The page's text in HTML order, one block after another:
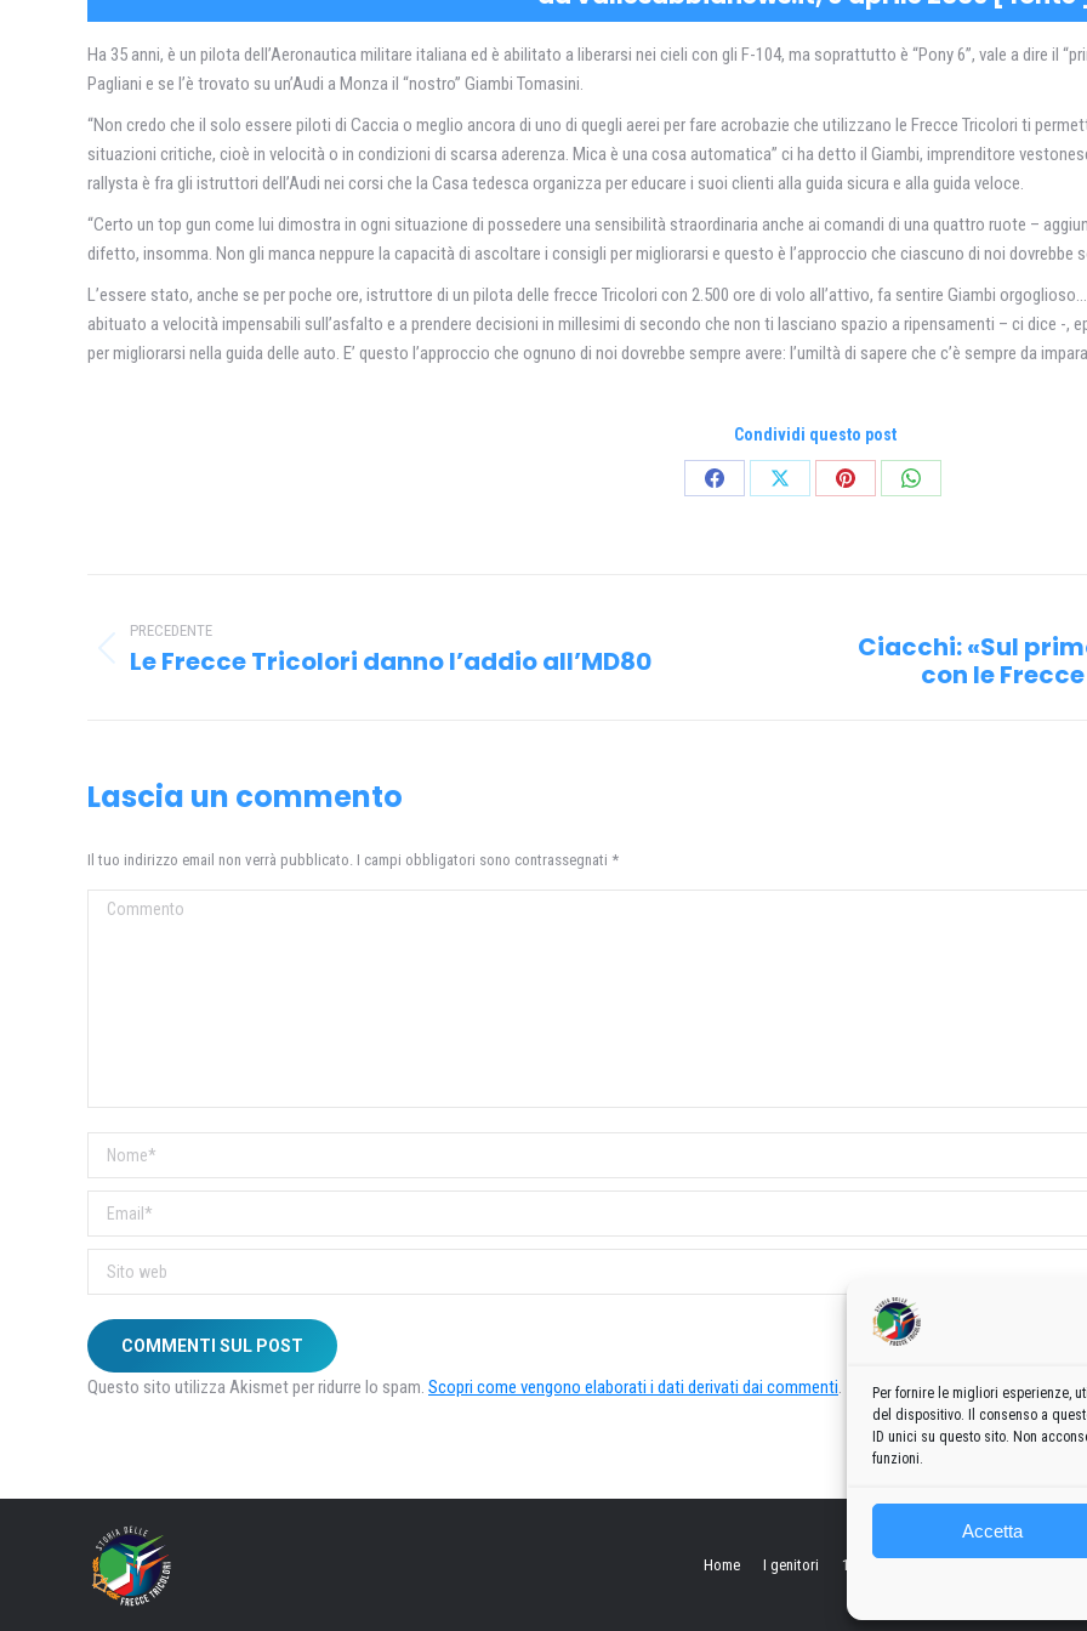
Per fornire le migliori esperienze,
del dispositivo. Il consenso a
ID unici su questo sito. Non
funzioni.
Accetta
Ha 35 anni, è un pilota dell’Aeronautica militare italiana ed è abilitato a liberarsi nei cieli con gli F-104, ma soprattutto è “Pony 6”, vale a dire il
Pagliani e se l’è trovato su un’Audi a Monza il “nostro” Giambi Tomasini.
“Non credo che il solo essere piloti di Caccia o meglio ancora di uno di quegli aerei per fare acrobazie che utilizzano le Frecce Tricolori ti
situazioni critiche, cioè in velocità o in condizioni di scarsa aderenza. Mica è una cosa automatica” ci ha detto il Giambi, imprenditore
rallysta è fra gli istruttori dell’Audi nei corsi che la Casa tedesca organizza per educare i suoi clienti alla guida sicura e alla guida veloce.
“Certo un top gun come lui dimostra in ogni situazione di possedere una sensibilità straordinaria anche ai comandi di una quattro ruote –
difetto, insomma. Non gli manca neppure la capacità di ascoltare i consigli per migliorarsi e questo è l’approccio che ciascuno di noi dovrebbe
L’essere stato, anche se per poche ore, istruttore di un pilota delle frecce Tricolori con 2.500 ore di volo all’attivo, fa sentire Giambi
abituato a velocità impensabili sull’asfalto e a prendere decisioni in millesimi di secondo che non ti lasciano spazio a ripensamenti – ci dice -
per migliorarsi nella guida delle auto. E’ questo l’approccio che ognuno di noi dovrebbe sempre avere: l’umiltà di sapere che c’è sempre da
Condividi questo post
CondividiCondividiCondividiCondividi
traPRECEDENTE
Post
Le Frecce Tricolori danno l’addio all’MD80
Prossimo
Ciacchi: «Sul
con le
Lascia un commento
Il tuo indirizzo email non verrà pubblicato. I campi obbligatori sono contrassegnati *
Commento
Nome *
Email *
Sito web
COMMENTI SUL POST
Questo sito utilizza Akismet per ridurre lo spam. Scopri come vengono elaborati i dati derivati dai commenti.
Home I genitori 1960